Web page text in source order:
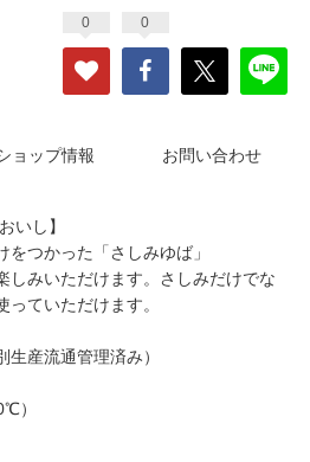
0 0
ョップ情報 お問い合わせ
いし】
つかった「さしみゆば」
しみいただけます。さしみだけでな
っていただけます。
産流通管理済み）
）